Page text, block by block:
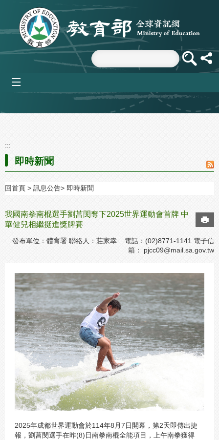
跳到主要內容區塊
:::
即時新聞
回首頁 訊息公告 即時新聞
我國南拳南棍選手劉菖閔奪下2025世界運動會首牌 中
華健兒相繼挺進獎牌賽
發布單位：體育署 聯絡人：莊家幸 電話：(02)8771-1141 電子信
箱：
pjcc09@mail.sa.gov.tw
2025年成都世界運動會於114年8月7日開幕，第2天即傳出捷
報，劉菖閔選手在昨(8)日南拳南棍全能項目，上午南拳獲得